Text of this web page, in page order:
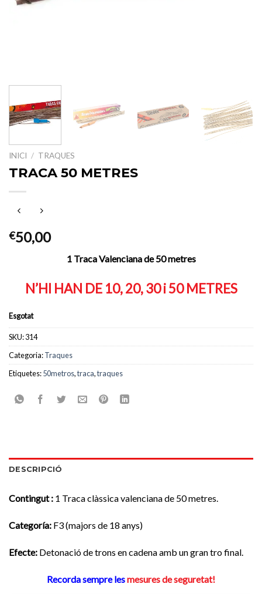
INICI / TRAQUES
TRACA 50 METRES
€50,00
1 Traca Valenciana de 50 metres
N’HI HAN DE 10, 20, 30 i 50 METRES
Esgotat
SKU:314
Categoria:Traques
Etiquetes:50metros,traca,traques
DESCRIPCIÓ
Contingut : 1 Traca clàssica valenciana de 50 metres.
Categoría: F3 (majors de 18 anys)
Efecte: Detonació de trons en cadena amb un gran tro final.
Recorda sempre lesmesures de seguretat!